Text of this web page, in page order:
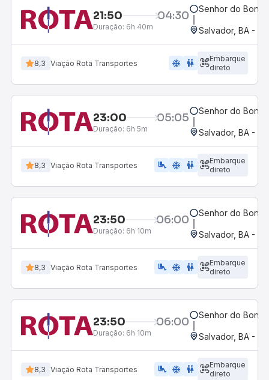
21:50 04:30
Duração: 6h 40m
Senhor do
Salvador, BA -
8,3 Viação Rota Transportes ac_unit wc
Embarque
direto
23:00 05:05
Duração: 6h 5m
Senhor do
Salvador, BA -
8,3 Viação Rota Transportes airline_seat_legroom_extra ac_unit WC
Embarque
direto
23:50 06:00
Duração: 6h 10m
Senhor do
Salvador, BA -
8,3 Viação Rota Transportes airline_seat_legroom_extra ac_unit WC
Embarque
direto
23:50 06:00
Duração: 6h 10m
Senhor do
Salvador, BA -
8,3 Viação Rota Transportes airline_seat_legroom_extra ac_unit wc
Embarque
direto